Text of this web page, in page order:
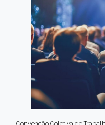
Convenção Coletiva de